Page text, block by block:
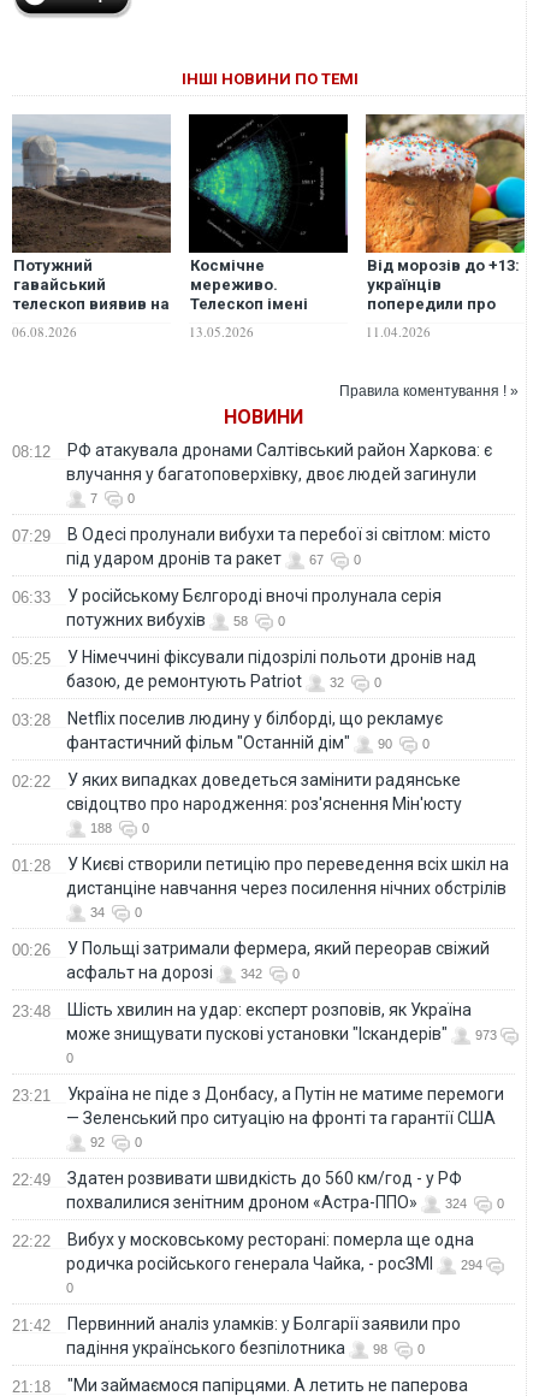
ІНШІ НОВИНИ ПО ТЕМІ
Потужний
гавайський
телескоп виявив на
раніше не бачив
06.08.2026
Космічне
мереживо.
Телескоп імені
створив
13.05.2026
Від морозів до +13:
українців
попередили про
11.04.2026
Правила коментування ! »
НОВИНИ
08:12
РФ атакувала дронами Салтівський район Харкова: є
влучання у багатоповерхівку, двоє людей загинули
7 0
07:29
В Одесі пролунали вибухи та перебої зі світлом: місто
під ударом дронів та ракет
67 0
06:33
У російському Бєлгороді вночі пролунала серія
потужних вибухів
58 0
05:25
У Німеччині фіксували підозрілі польоти дронів над
базою, де ремонтують Patriot
32 0
03:28
Netflix поселив людину у білборді, що рекламує
фантастичний фільм "Останній дім"
90 0
02:22
У яких випадках доведеться замінити радянське
свідоцтво про народження: роз'яснення Мін'юсту
188 0
01:28
У Києві створили петицію про переведення всіх шкіл на
дистанціне навчання через посилення нічних обстрілів
34 0
00:26
У Польщі затримали фермера, який переорав свіжий
асфальт на дорозі
342 0
23:48
Шість хвилин на удар: експерт розповів, як Україна
може знищувати пускові установки "Іскандерів"
973
0
23:21
Україна не піде з Донбасу, а Путін не матиме перемоги
— Зеленський про ситуацію на фронті та гарантії США
92 0
22:49
Здатен розвивати швидкість до 560 км/год - у РФ
похвалилися зенітним дроном «Астра-ППО»
324 0
22:22
Вибух у московському ресторані: померла ще одна
родичка російського генерала Чайка, - росЗМІ
294
0
21:42
Первинний аналіз уламків: у Болгарії заявили про
падіння українського безпілотника
98 0
21:18 "Ми займаємося папірцями. А летить не паперова